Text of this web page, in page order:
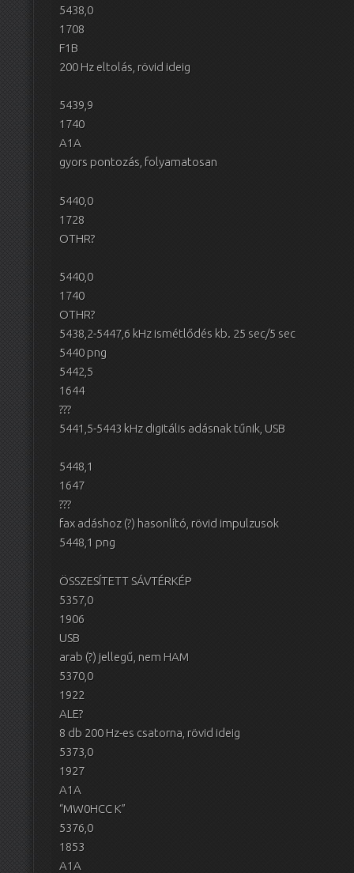
5438,0
1708
F1B
200 Hz eltolás, rövid ideig
5439,9
1740
A1A
gyors pontozás, folyamatosan
5440,0
1728
OTHR?
5440,0
1740
OTHR?
5438,2-5447,6 kHz ismétlődés kb. 25 sec/5 sec
5440 png
5442,5
1644
???
5441,5-5443 kHz digitális adásnak tűnik, USB
5448,1
1647
???
fax adáshoz (?) hasonlító, rövid impulzusok
5448,1 png
ÖSSZESÍTETT SÁVTÉRKÉP
5357,0
1906
USB
arab (?) jellegű, nem HAM
5370,0
1922
ALE?
8 db 200 Hz-es csatorna, rövid ideig
5373,0
1927
A1A
“MW0HCC K”
5376,0
1853
A1A